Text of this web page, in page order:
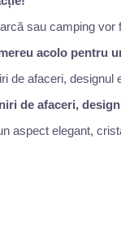
acolo pentru
de afaceri,